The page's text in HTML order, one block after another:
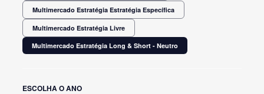
Multimercado Estratégia Estratégia Específica
Multimercado Estratégia Livre
Multimercado Estratégia Long & Short - Neutro
ESCOLHA O ANO